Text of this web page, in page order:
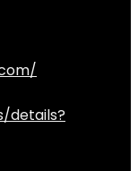
details?